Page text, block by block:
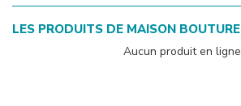
LES PRODUITS DE MAISON BOUTURE
Aucun produit en ligne